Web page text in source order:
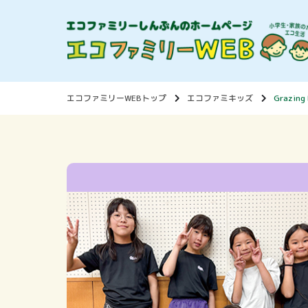
エコファミリーWEBトップ エコファミキッズ Grazing